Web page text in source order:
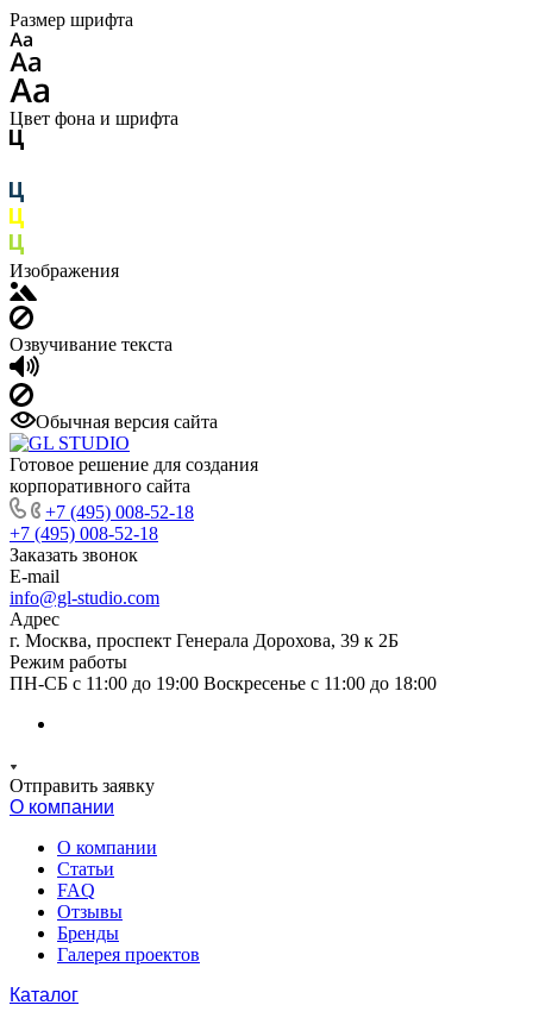
Размер шрифта
Цвет фона и шрифта
Изображения
Озвучивание текста
Обычная версия сайта
Готовое решение для создания
корпоративного сайта
+7 (495) 008-52-18
+7 (495) 008-52-18
Заказать звонок
E-mail
info@gl-studio.com
Адрес
г. Москва, проспект Генерала Дорохова, 39 к 2Б
Режим работы
ПН-СБ с 11:00 до 19:00 Воскресенье с 11:00 до 18:00
Отправить заявку
О компании
О компании
Статьи
FAQ
Отзывы
Бренды
Галерея проектов
Каталог